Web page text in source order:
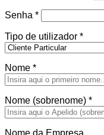
Senha *Obrigatório
Tipo de utilizador *
Nome *
Nome (sobrenome) *